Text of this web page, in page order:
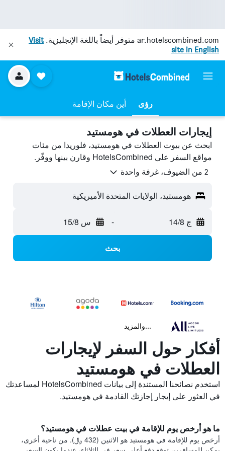
ar.hotelscombined.com متوفر أيضاً باللغة الإنجليزية.Visit
site in English
رؤى أين مكان الإقامة
إيجارات العطلات في هومستيد
ابحث عن بيوت العطلات في هومستيد، فلوريدا من مئات
مواقع السفر على HotelsCombined وقارن بينها ووفّر.
2 من الضيوف، غرفة واحدة
هومستيد، الولايات المتحدة الأميريكية
ج 14/8 - س 15/8
بحث
...والمزيد
أفكار حول السفر لإيجارات
العطلات في هومستيد
استخدم نصائحنا المستندة إلى بيانات HotelsCombined لمساعدتك
في العثور على إيجار إجازتك القادمة في هومستيد.
ما هو أرخص يوم للإقامة في بيت عطلات في هومستيد؟
أرخص يوم للإقامة في هومستيد هو الاثنين (432 ﷼). من ناحية أخرى،